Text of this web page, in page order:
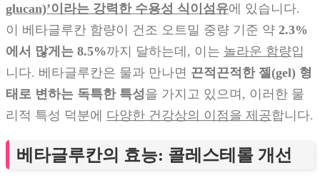
glucan)’이라는 강력한 수용성 식이섬유에 있습니다.
이 베타글루칸 함량이 건조 오트밀 중량 기준 약 2.3%
에서 많게는 8.5%까지 달하는데, 이는 놀라운 함량입
니다. 베타글루칸은 물과 만나면 끈적끈적한 젤(gel) 형
태로 변하는 독특한 특성을 가지고 있으며, 이러한 물
리적 특성 덕분에 다양한 건강상의 이점을 제공합니다.
베타글루칸의 효능: 콜레스테롤 개선